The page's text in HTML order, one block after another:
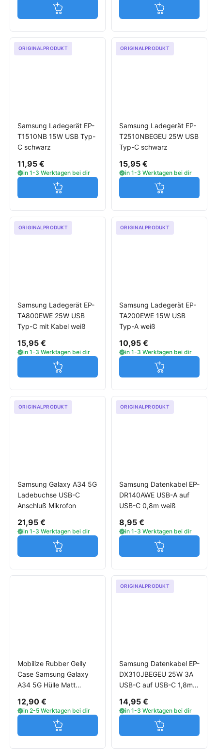
Jetzt in den Warenkorb Jetzt in den
ORIGINALPRODUKT
Samsung Ladegerät EP-
T1510NB 15W USB Typ-
C schwarz
11,95 €
in 1-3 Werktagen bei dir
Jetzt in den Warenkorb
ORIGINALPRODUKT
Samsung Ladegerät EP-
T2510NBEGEU 25W USB
Typ-C schwarz
15,95 €
in 1-3 Werktagen bei dir
Jetzt in den
ORIGINALPRODUKT
Samsung Ladegerät EP-
TA800EWE 25W USB
Typ-C mit Kabel weiß
15,95 €
in 1-3 Werktagen bei dir
Jetzt in den Warenkorb
ORIGINALPRODUKT
Samsung Ladegerät EP-
TA200EWE 15W USB
Typ-A weiß
10,95 €
in 1-3 Werktagen bei dir
Jetzt in den
ORIGINALPRODUKT
Samsung Galaxy A34 5G
Ladebuchse USB-C
Anschluß Mikrofon
21,95 €
in 1-3 Werktagen bei dir
Jetzt in den Warenkorb
ORIGINALPRODUKT
Samsung Datenkabel EP-
DR140AWE USB-A auf
USB-C 0,8m weiß
8,95 €
in 1-3 Werktagen bei dir
Jetzt in den
Mobilize Rubber Gelly
Case Samsung Galaxy
A34 5G Hülle Matt
12,90 €
in 2-5 Werktagen bei dir
Jetzt in den Warenkorb
ORIGINALPRODUKT
Samsung Datenkabel EP-
DX310JBEGEU 25W 3A
USB-C auf USB-C 1,8m
14,95 €
in 1-3 Werktagen bei dir
Jetzt in den